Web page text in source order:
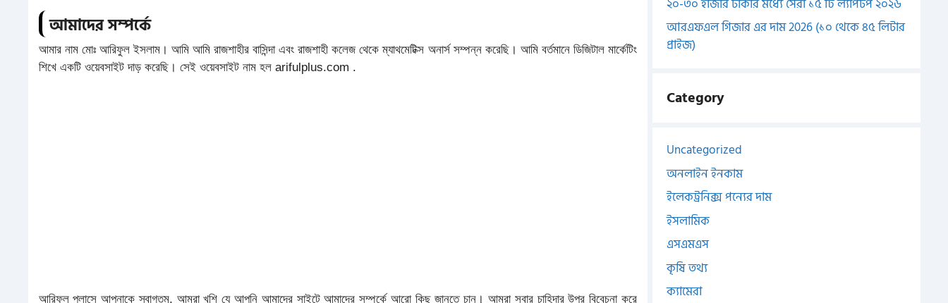
আমাদের সম্পর্কে
আমার নাম মোঃ আরিফুল ইসলাম। আমি আমি রাজশাহীর বাসিন্দা এবং রাজশাহী কলেজ থেকে ম্যাথমেটিক্স অনার্স সম্পন্ন করেছি। আমি বর্তমানে ডিজিটাল মার্কেটিং
শিখে একটি ওয়েবসাইট দাড় করেছি। সেই ওয়েবসাইট নাম হল arifulplus.com .
আরিফুল প্লাসে আপনাকে স্বাগতম, আমরা খুশি যে আপনি আমাদের সাইটে আমাদের সম্পর্কে আরো কিছু জানতে চান। আমরা সবার চাহিদার উপর বিবেচনা করে
আরএফএল গিজার এর দাম 2026 (১০ থেকে ৪৫ লিটার
প্রাইজ)
Category
Uncategorized
অনলাইন ইনকাম
ইলেকট্রনিক্স পন্যের দাম
ইসলামিক
এসএমএস
কৃষি তথ্য
ক্যামেরা